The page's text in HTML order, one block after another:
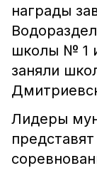
награды
школы № 1
заняли
Лидеры